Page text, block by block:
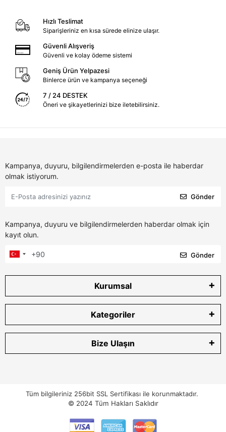
Hızlı Teslimat
Siparişleriniz en kısa sürede elinize ulaşır.
Güvenli Alışveriş
Güvenli ve kolay ödeme sistemi
Geniş Ürün Yelpazesi
Binlerce ürün ve kampanya seçeneği
7 / 24 DESTEK
Öneri ve şikayetlerinizi bize iletebilirsiniz.
Kampanya, duyuru, bilgilendirmelerden e-posta ile haberdar
olmak istiyorum.
Gönder
Kampanya, duyuru ve bilgilendirmelerden haberdar olmak için
kayıt olun.
Gönder
Kurumsal
Kategoriler
Bize Ulaşın
Tüm bilgileriniz 256bit SSL Sertifikası ile korunmaktadır.
© 2024 Tüm Hakları Saklıdır